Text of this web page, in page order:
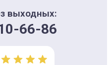
выходных:
66-86